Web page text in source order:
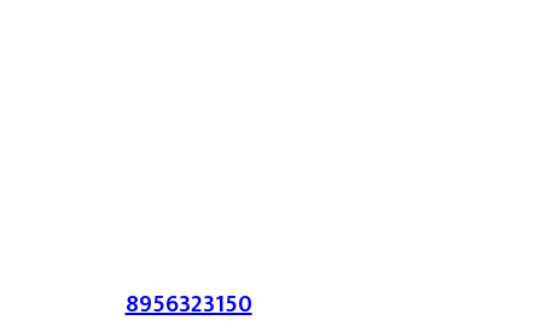
संपर्क :-8956323150/ ईमेल :-